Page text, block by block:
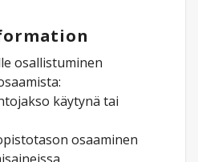
osallistuminen
käytynä tai
osaaminen